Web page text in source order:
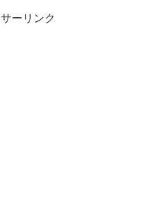
ーリンク